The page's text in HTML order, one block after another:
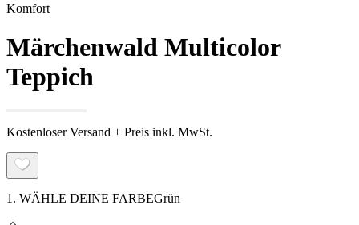
Komfort
Märchenwald Multicolor
Teppich
Kostenloser Versand + Preis inkl. MwSt.
1. WÄHLE DEINE FARBEGrün